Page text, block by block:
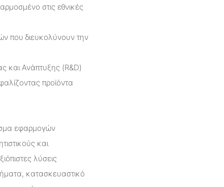
στις εθνικές
που διευκολύνουν την
και Ανάπτυξης (R&D)
προϊόντα
εφαρμογών
και
λύσεις
κατασκευαστικό